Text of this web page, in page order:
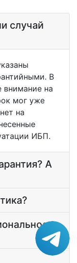
случай
В
внимание на
мог уже
на
ИБП.
А